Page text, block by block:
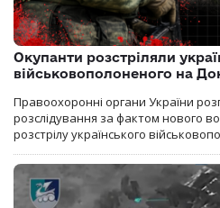
Окупанти розстріляли
військовополоненого на
Правоохоронні органи України
розслідування за фактом нового
розстрілу українського